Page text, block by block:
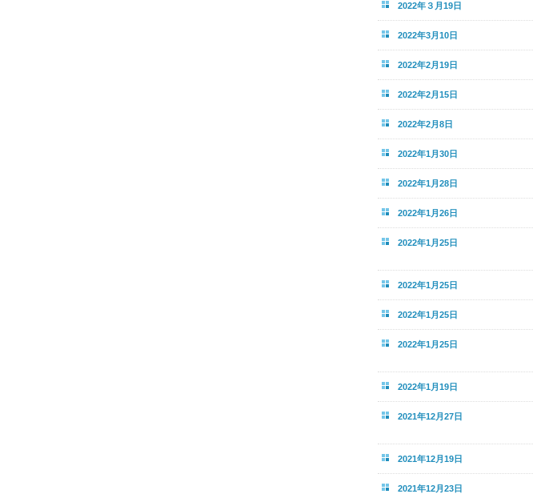
2022年３月19日
2022年3月10日
2022年2月19日
2022年2月15日
2022年2月8日
2022年1月30日
2022年1月28日
2022年1月26日
2022年1月25日
2022年1月25日
2022年1月25日
2022年1月25日
2022年1月19日
2021年12月27日
2021年12月19日
2021年12月23日